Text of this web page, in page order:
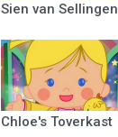
Sien van Sellingen
Chloe's Toverkast